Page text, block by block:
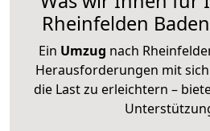
Rheinfelden
Ein Umzug nach
Herausforderungen mit
die Last zu erleichtern –